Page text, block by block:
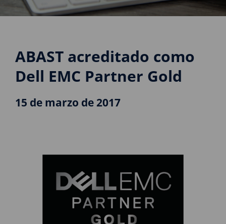
ABAST acreditado como
Dell EMC Partner Gold
15 de marzo de 2017